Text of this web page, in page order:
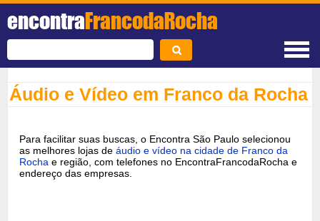
encontraFrancodaRocha
Áudio e Vídeo em Franco da Rocha
Para facilitar suas buscas, o Encontra São Paulo selecionou
as melhores lojas deáudio e vídeo na cidade de Franco da
Rocha e região, com telefones no EncontraFrancodaRocha e
endereço das empresas.